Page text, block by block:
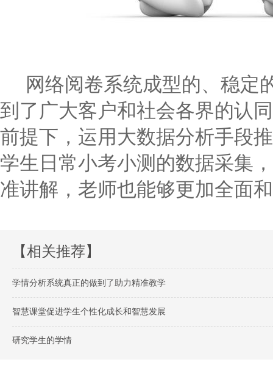
网络阅卷系统成型的、稳定
到了广大客户和社会各界的认
前提下，运用大数据分析手段
学生日常小考小测的数据采集
准讲解，老师也能够更加全面
【相关推荐】
学情分析系统真正的做到了助力精准教学
智慧课堂促进学生个性化成长和智慧发展
研究学生的学情